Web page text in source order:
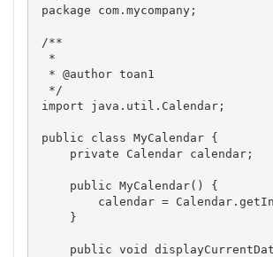
package com.mycompany;
/**
import java.util.Calendar;
public class MyCalendar {